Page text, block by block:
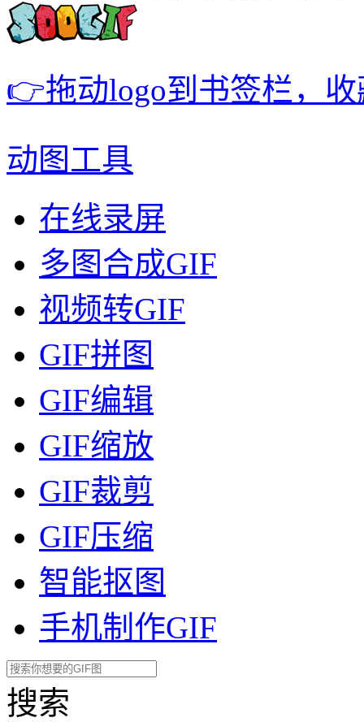
👉拖动logo到书签栏，
动图工具
在线录屏
多图合成GIF
视频转GIF
GIF拼图
GIF编辑
GIF缩放
GIF裁剪
GIF压缩
智能抠图
手机制作GIF
搜索